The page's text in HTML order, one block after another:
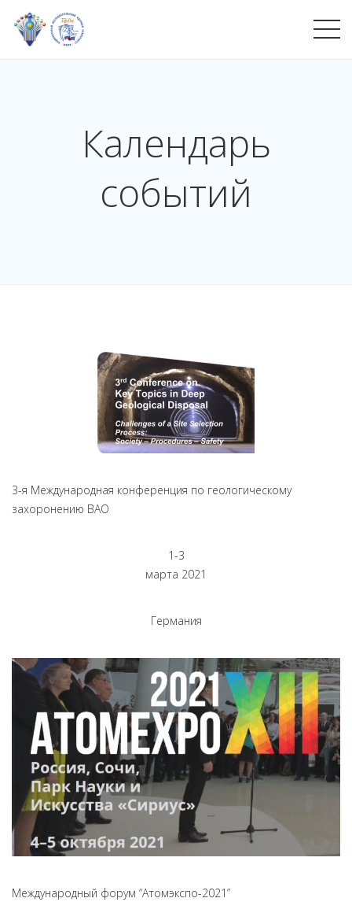
Календарь
событий
3-я Международная конференция по геологическому
захоронению ВАО
1-3
марта 2021
Германия
Международный форум “Атомэкспо-2021”